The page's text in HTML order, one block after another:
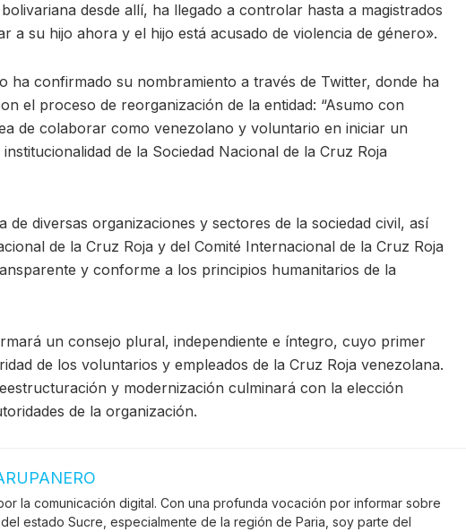
desde allí, ha llegado a controlar hasta a magistrados
a su hijo ahora y el hijo está acusado de violencia de género».
ha confirmado su nombramiento a través de Twitter, donde ha
el proceso de reorganización de la entidad: “Asumo con
de colaborar como venezolano y voluntario en iniciar un
de la Sociedad Nacional de la Cruz Roja
de diversas organizaciones y sectores de la sociedad civil, así
de la Cruz Roja y del Comité Internacional de la Cruz Roja
y conforme a los principios humanitarios de la
un consejo plural, independiente e íntegro, cuyo primer
de los voluntarios y empleados de la Cruz Roja venezolana.
y modernización culminará con la elección
de la organización.
la comunicación digital. Con una profunda vocación por informar sobre
estado Sucre, especialmente de la región de Paria, soy parte del